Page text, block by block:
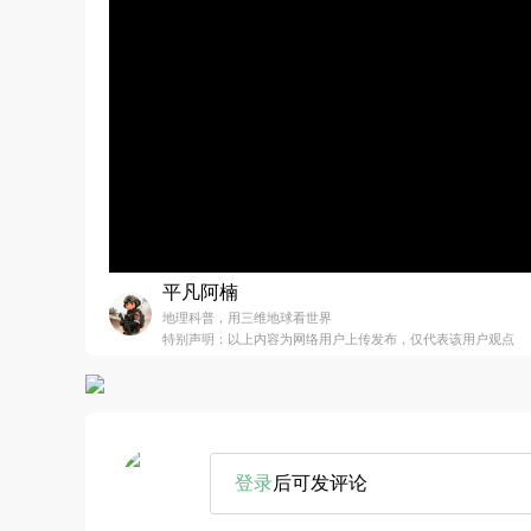
平凡阿楠
地理科普，用三维地球看世界
特别声明：以上内容为网络用户上传发布，仅代表该用户观点
登录后可发评论